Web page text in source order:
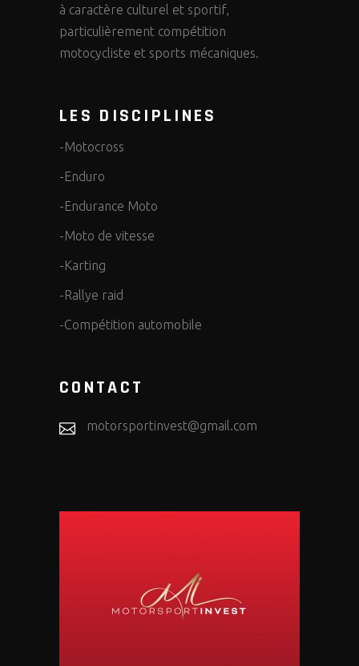
à caractère culturel et sportif,
particulièrement compétition
motocycliste et sports mécaniques.
LES DISCIPLINES
-Motocross
-Enduro
-Endurance Moto
-Moto de vitesse
-Karting
-Rallye raid
-Compétition automobile
CONTACT
motorsportinvest@gmail.com